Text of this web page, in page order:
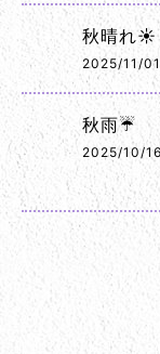
秋晴れ☀️
2025/11/01
秋雨☔
2025/10/16